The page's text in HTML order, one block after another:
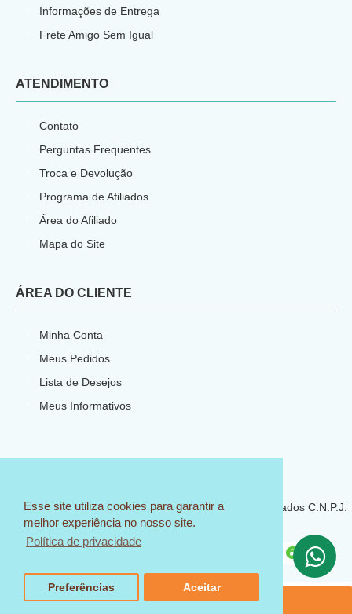
Esse site utiliza cookies para garantir a
melhor experiência no nosso site.
Política de privacidade
Preferências Aceitar
Informações de Entrega
Frete Amigo Sem Igual
ATENDIMENTO
Contato
Perguntas Frequentes
Troca e Devolução
Programa de Afiliados
Área do Afiliado
Mapa do Site
ÁREA DO CLIENTE
Minha Conta
Meus Pedidos
Lista de Desejos
Meus Informativos
© 2018 Sem Igual Artesanato - Todos os direitos reservados C.N.P.J:
23.540.773/0001-66